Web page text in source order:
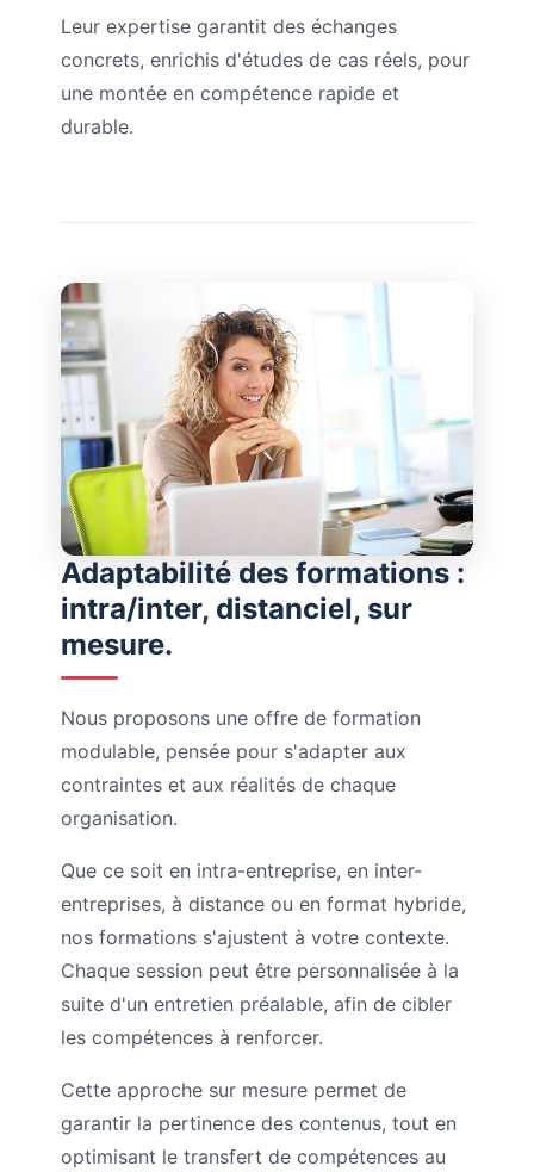
Leur expertise garantit des échanges
concrets, enrichis d'études de cas réels, pour
une montée en compétence rapide et
durable.
Adaptabilité des formations :
intra/inter, distanciel, sur
mesure.
Nous proposons une offre de formation
modulable, pensée pour s'adapter aux
contraintes et aux réalités de chaque
organisation.
Que ce soit en intra-entreprise, en inter-
entreprises, à distance ou en format hybride,
nos formations s'ajustent à votre contexte.
Chaque session peut être personnalisée à la
suite d'un entretien préalable, afin de cibler
les compétences à renforcer.
Cette approche sur mesure permet de
garantir la pertinence des contenus, tout en
optimisant le transfert de compétences au